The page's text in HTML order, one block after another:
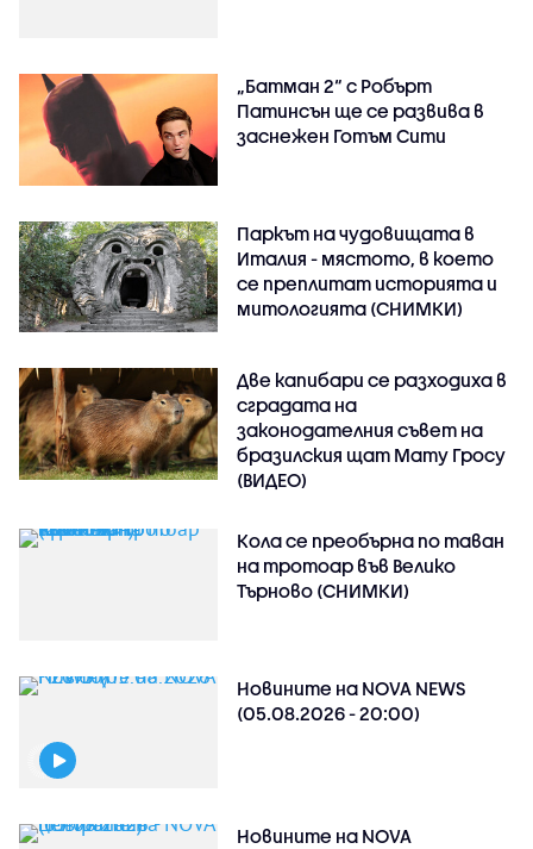
„Батман 2“ с Робърт
Патинсън ще се развива в
заснежен Готъм Сити
Паркът на чудовищата в
Италия - мястото, в което
се преплитат историята и
митологията (СНИМКИ)
Две капибари се разходиха в
сградата на
законодателния съвет на
бразилския щат Мату Гросу
(ВИДЕО)
Кола се преобърна по таван
на тротоар във Велико
Търново (СНИМКИ)
Новините на NOVA NEWS
(05.08.2026 - 20:00)
Новините на NOVA